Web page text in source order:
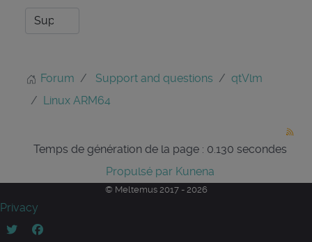
Forum Support and questions
qtVlm
Linux ARM64
Temps de génération de la page : 0.130 secondes
Propulsé par Kunena
© Meltemus 2017 - 2026
Privacy